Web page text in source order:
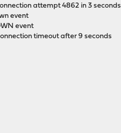
attempt 4862 in 3 seconds
event
event
timeout after 9 seconds